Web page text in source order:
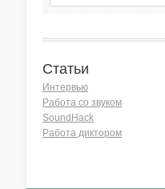
Статьи
Интервью
Работа со звуком
SoundHack
Работа диктором